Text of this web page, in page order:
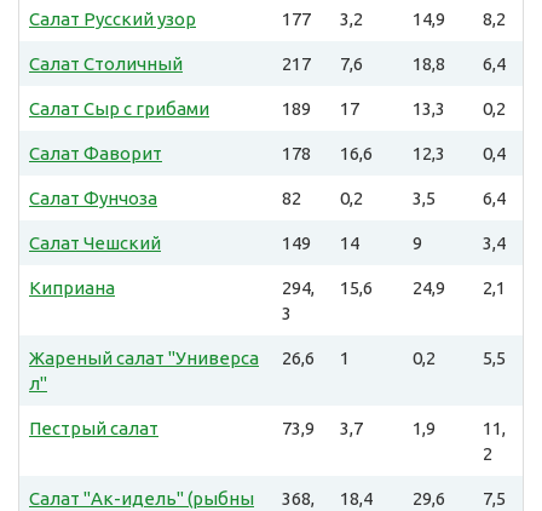
Салат Русский узор 177 3,2 14,9 8,2
Салат Столичный 217 7,6 18,8 6,4
Салат Сыр с грибами 189 17 13,3 0,2
Салат Фаворит 178 16,6 12,3 0,4
Салат Фунчоза 82 0,2 3,5 6,4
Салат Чешский 149 14 9 3,4
Киприана
294,
3
15,6 24,9 2,1
Жареный салат "Универса
л"
26,6 1 0,2 5,5
Пестрый салат 73,9 3,7 1,9
11,
2
Салат "Ак-идель" (рыбны
368,
18,4 29,6 7,5